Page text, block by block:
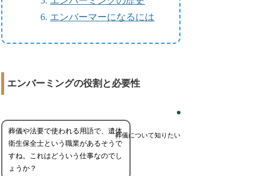
エンバーマーになるには
エンバーミングの役割と必要性
葬儀について知りたい
葬儀や法要で使われる用語で、遺体
衛生保全士という職業があるそうで
すね。これはどういう仕事なのでし
ょうか？